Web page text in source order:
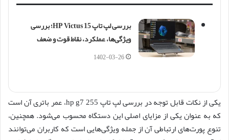
بررسی لپ تاپ HP Victus 15؛ بررسی
ویژگی‌ها، عملکرد، نقاط قوت و ضعف
1402-03-26
یکی از نکات قابل توجه در بررسی لپ تاپ hp g7 255، عمر باتری آن است
که به عنوان یکی از مزایای اصلی این دستگاه محسوب می‌شود. همچنین،
تنوع پورت‌های ارتباطی آن از جمله ویژگی‌هایی است که کاربران می‌توانند